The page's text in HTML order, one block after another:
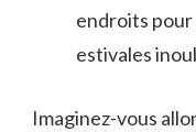
endroits
estivales
Imaginez-vous